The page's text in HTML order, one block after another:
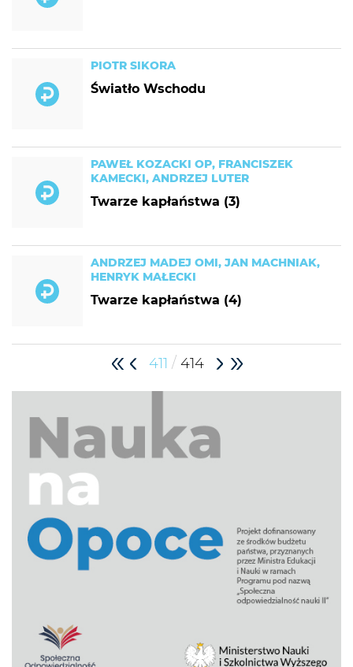
PIOTR SIKORA
Światło Wschodu
PAWEŁ KOZACKI OP, FRANCISZEK
KAMECKI, ANDRZEJ LUTER
Twarze kapłaństwa (3)
ANDRZEJ MADEJ OMI, JAN MACHNIAK,
HENRYK MAŁECKI
Twarze kapłaństwa (4)
411 / 414